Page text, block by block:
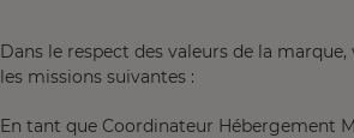
Dans le respect des valeurs de la marque,
les missions suivantes :
En tant que Coordinateur Hébergement